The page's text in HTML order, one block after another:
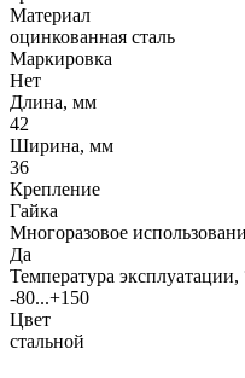
Материал
оцинкованная сталь
Маркировка
Нет
Длина, мм
42
Ширина, мм
36
Крепление
Гайка
Многоразовое
Да
Температура эксплуатации,
-80...+150
Цвет
стальной